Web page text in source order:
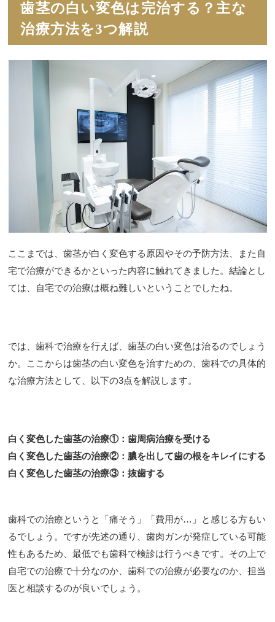
歯茎の白い変色は完治する？主な
治療方法を3つ解説
ここまでは、歯茎が白く変色する原因やその予防方法、また自
宅で治療ができるかといった内容に触れてきました。結論とし
ては、自宅での治療は概ね難しいということでしたね。
では、歯科で治療を行えば、歯茎の白い変色は治るのでしょう
か。ここからは歯茎の白い変色を治すための、歯科での具体的
な治療方法として、以下の3点を解説します。
白く変色した歯茎の治療①：歯周病治療を受ける
白く変色した歯茎の治療②：膿を出して歯の根をキレイにする
白く変色した歯茎の治療③：抜歯する
歯科での治療というと「痛そう」「費用が…」と感じる方もい
るでしょう。ですが先述の通り、歯肉ガンが発症している可能
性もあるため、最低でも歯科で検診は行うべきです。その上で
自宅での治療で十分なのか、歯科での治療が必要なのか、担当
医と相談するのが良いでしょう。